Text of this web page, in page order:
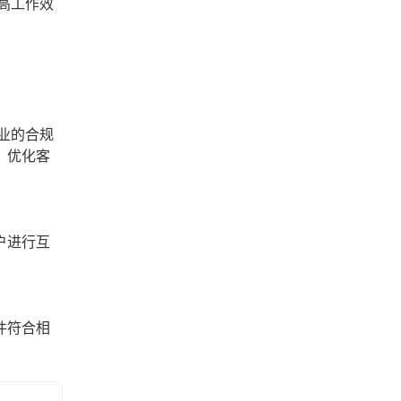
工作效
的合规
优化客
进行互
符合相